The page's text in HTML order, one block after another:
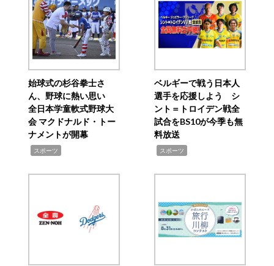
始球式の杉谷拳士さ
ん、野球に熱い思い
全日本学童軟式野球大
会 マクドナルド・トー
ナメントが開幕
スポーツ
ベルギーで戦う日本人
選手を応援しよう シ
ント＝トロイデン戦全
試合をBS10が今季も無
料放送
スポーツ